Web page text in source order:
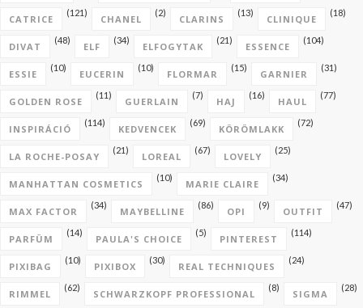
CATRICE
(121)
CHANEL
(2)
CLARINS
(13)
CLINIQUE
(18)
DIVAT
(48)
ELF
(34)
ELFOGYTAK
(21)
ESSENCE
(104)
ESSIE
(10)
EUCERIN
(10)
FLORMAR
(15)
GARNIER
(31)
GOLDEN ROSE
(11)
GUERLAIN
(7)
HAJ
(16)
HAUL
(77)
INSPIRÁCIÓ
(114)
KEDVENCEK
(69)
KÖRÖMLAKK
(72)
LA ROCHE-POSAY
(21)
LOREAL
(67)
LOVELY
(25)
MANHATTAN COSMETICS
(10)
MARIE CLAIRE
(34)
MAX FACTOR
(34)
MAYBELLINE
(86)
OPI
(9)
OUTFIT
(47)
PARFÜM
(14)
PAULA'S CHOICE
(5)
PINTEREST
(114)
PIXIBAG
(10)
PIXIBOX
(30)
REAL TECHNIQUES
(24)
RIMMEL
(62)
SCHWARZKOPF PROFESSIONAL
(8)
SIGMA
(28)